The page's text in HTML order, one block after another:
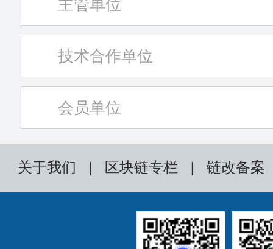
主管单位
技术合作单位
会员单位
关于我们 | 区块链专栏 | 链改备案